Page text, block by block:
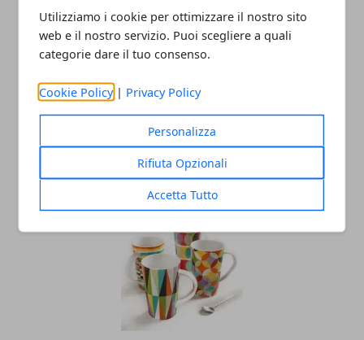
Utilizziamo i cookie per ottimizzare il nostro sito
web e il nostro servizio. Puoi scegliere a quali
categorie dare il tuo consenso.
Cookie Policy | Privacy Policy
Personalizza
Rifiuta Opzionali
Accetta Tutto
7 modi per migliorare il tuo drumming
05/06/2020